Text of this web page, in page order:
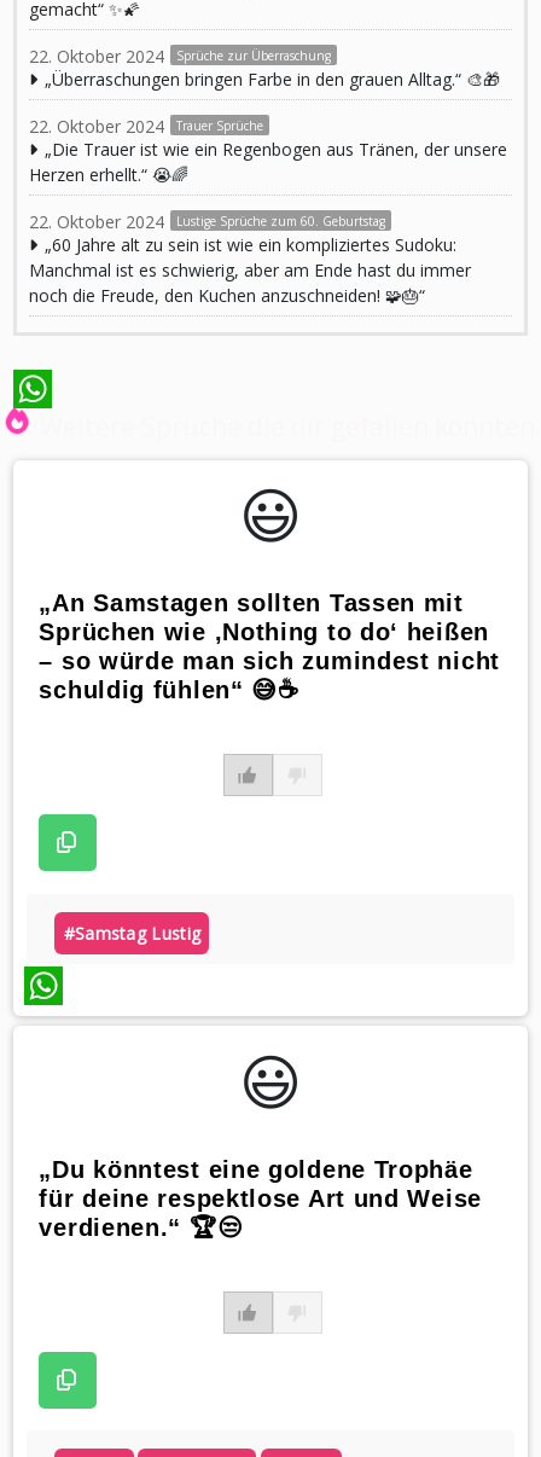
gemacht“ ✨🌠
22. Oktober 2024 Sprüche zur Überraschung
„Überraschungen bringen Farbe in den grauen Alltag.“ 🎨🎁
22. Oktober 2024 Trauer Sprüche
„Die Trauer ist wie ein Regenbogen aus Tränen, der unsere
Herzen erhellt.“ 😭🌈
22. Oktober 2024 Lustige Sprüche zum 60. Geburtstag
„60 Jahre alt zu sein ist wie ein kompliziertes Sudoku:
Manchmal ist es schwierig, aber am Ende hast du immer
noch die Freude, den Kuchen anzuschneiden! 🧩🎂“
WhatsApp
Weitere Sprüche die dir gefallen könnten
😃️
„An Samstagen sollten Tassen mit
Sprüchen wie ‚Nothing to do‘ heißen
– so würde man sich zumindest nicht
schuldig fühlen“ 😅☕
#samstag Lustig
WhatsApp
😃️
„Du könntest eine goldene Trophäe
für deine respektlose Art und Weise
verdienen.“ 🏆😒